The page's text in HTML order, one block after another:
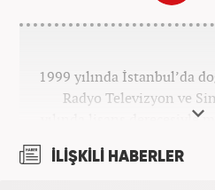
1999 yılında İstanbul’da
Radyo Televizyon ve
yılında lisans derecesiyle
yıl boyunca spor
İLİŞKİLİ HABERLER